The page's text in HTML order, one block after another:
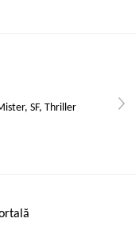
SF, Thriller